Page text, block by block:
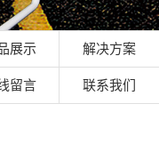
展示 解决方案
留言 联系我们